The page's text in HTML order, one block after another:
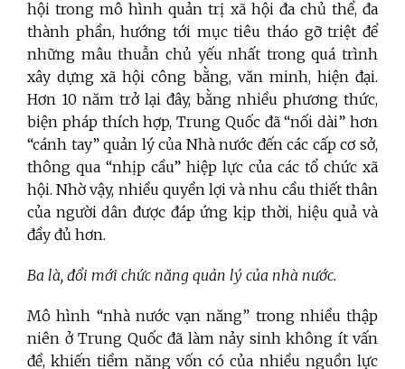
hội trong mô hình quản trị xã hội đa chủ thể, đa
thành phần, hướng tới mục tiêu tháo gỡ triệt để
những mâu thuẫn chủ yếu nhất trong quá trình
xây dựng xã hội công bằng, văn minh, hiện đại.
Hơn 10 năm trở lại đây, bằng nhiều phương thức,
biện pháp thích hợp, Trung Quốc đã “nối dài” hơn
“cánh tay” quản lý của Nhà nước đến các cấp cơ sở,
thông qua “nhịp cầu” hiệp lực của các tổ chức xã
hội. Nhờ vậy, nhiều quyền lợi và nhu cầu thiết thân
của người dân được đáp ứng kịp thời, hiệu quả và
đầy đủ hơn.
Ba là, đổi mới chức năng quản lý của nhà nước.
Mô hình “nhà nước vạn năng” trong nhiều thập
niên ở Trung Quốc đã làm nảy sinh không ít vấn
đề, khiến tiềm năng vốn có của nhiều nguồn lực